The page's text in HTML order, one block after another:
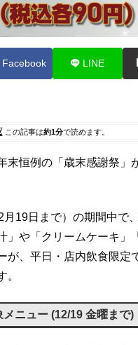
Facebook LINE
この記事は約1分で読めます。
末恒例の「歳末感謝祭」
19日まで）の期間中で
」や「クリームケーキ」
が、平日・店内飲食限定
。
メニュー (12/19 金曜まで)